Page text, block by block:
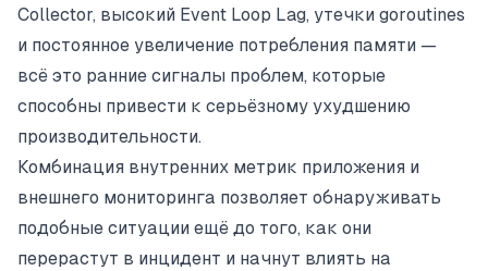
Collector, высокий Event Loop Lag, утечки goroutines
и постоянное увеличение потребления памяти —
всё это ранние сигналы проблем, которые
способны привести к серьёзному ухудшению
производительности.
Комбинация внутренних метрик приложения и
внешнего мониторинга позволяет обнаруживать
подобные ситуации ещё до того, как они
перерастут в инцидент и начнут влиять на